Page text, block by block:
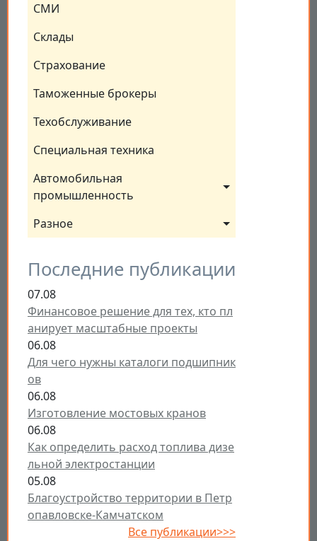
СМИ
Склады
Страхование
Таможенные брокеры
Техобслуживание
Специальная техника
Автомобильная
промышленность
Разное
Последние публикации
07.08
Финансовое решение для тех, кто пл
анирует масштабные проекты
06.08
Для чего нужны каталоги подшипник
ов
06.08
Изготовление мостовых кранов
06.08
Как определить расход топлива дизе
льной электростанции
05.08
Благоустройство территории в Петр
опавловске-Камчатском
Все публикации>>>